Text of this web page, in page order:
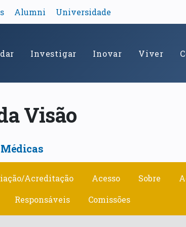
Alumni Universidade
Investigar Inovar Viver
Visão
Acreditação Acesso Sobre
Responsáveis
Comissões